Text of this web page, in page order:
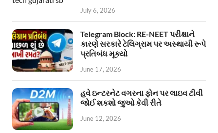
July 6, 2026
Telegram Block: RE-NEET પરીક્ષાને
કારણે સરકારે ટેલિગ્રામ પર અસ્થાયી રૂપે
પ્રતિબંધ મૂક્યો
June 17, 2026
હવે ઇન્ટરનેટ વગરના ફોન પર લાઇવ ટીવી
જોઈ શકશો જુઓ કેવી રીતે
June 12, 2026